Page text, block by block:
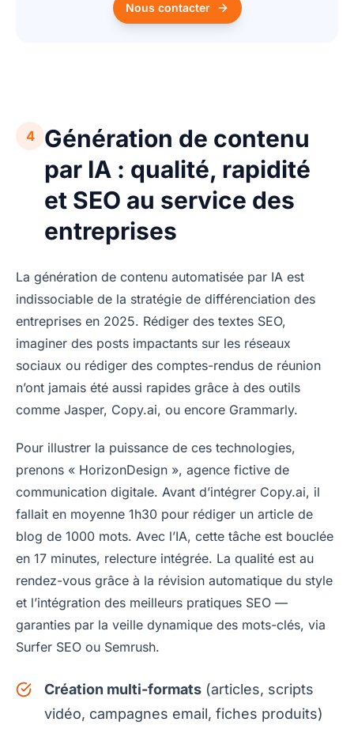
Nous contacter
4
Génération de contenu
par IA : qualité, rapidité
et SEO au service des
entreprises
La génération de contenu automatisée par IA est
indissociable de la stratégie de différenciation des
entreprises en 2025. Rédiger des textes SEO,
imaginer des posts impactants sur les réseaux
sociaux ou rédiger des comptes-rendus de réunion
n’ont jamais été aussi rapides grâce à des outils
comme Jasper, Copy.ai, ou encore Grammarly.
Pour illustrer la puissance de ces technologies,
prenons « HorizonDesign », agence fictive de
communication digitale. Avant d’intégrer Copy.ai, il
fallait en moyenne 1h30 pour rédiger un article de
blog de 1000 mots. Avec l’IA, cette tâche est bouclée
en 17 minutes, relecture intégrée. La qualité est au
rendez-vous grâce à la révision automatique du style
et l’intégration des meilleurs pratiques SEO —
garanties par la veille dynamique des mots-clés, via
Surfer SEO ou Semrush.
Création multi-formats (articles, scripts
vidéo, campagnes email, fiches produits)